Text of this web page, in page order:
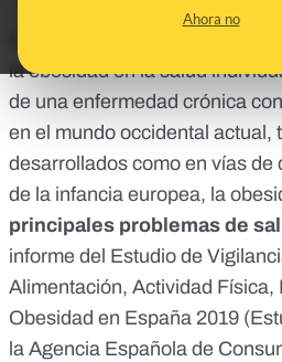
Ahora no
la obesidad en la salud
de una enfermedad crónica
en el mundo occidental actual,
desarrollados como en vías de
de la infancia europea, la
principales problemas de
informe del Estudio de
Alimentación, Actividad Física,
Obesidad en España 2019 (
la Agencia Española de